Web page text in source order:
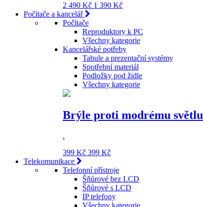
2 490 Kč 1 390 Kč
Počítače a kancelář
Počítače
Reproduktory k PC
Všechny kategorie
Kancelářské potřeby
Tabule a prezentační systémy
Spotřební materiál
Podložky pod židle
Všechny kategorie
Brýle proti modrému světlu
.
399 Kč 399 Kč
Telekomunikace
Telefonní přístroje
Šňůrové bez LCD
Šňůrové s LCD
IP telefony
Všechny kategorie